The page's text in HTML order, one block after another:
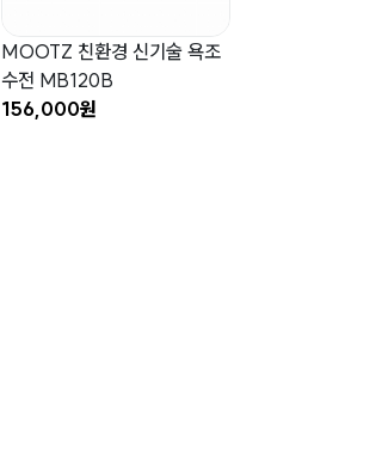
MOOTZ 친환경 신기술 욕조
수전 MB120B
156,000원